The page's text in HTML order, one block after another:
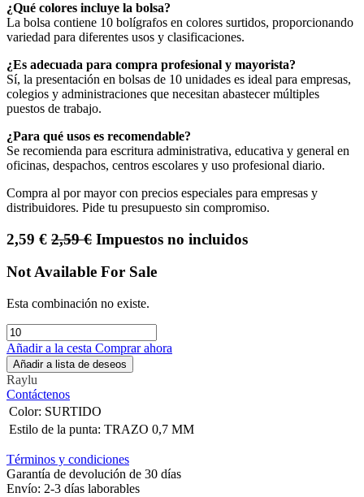
¿Qué colores incluye la bolsa?
La bolsa contiene 10 bolígrafos en colores surtidos, proporcionando
variedad para diferentes usos y clasificaciones.
¿Es adecuada para compra profesional y mayorista?
Sí, la presentación en bolsas de 10 unidades es ideal para empresas,
colegios y administraciones que necesitan abastecer múltiples
puestos de trabajo.
¿Para qué usos es recomendable?
Se recomienda para escritura administrativa, educativa y general en
oficinas, despachos, centros escolares y uso profesional diario.
Compra al por mayor con precios especiales para empresas y
distribuidores. Pide tu presupuesto sin compromiso.
2,59 € 2,59€ Impuestos no incluidos
Not Available For Sale
Esta combinación no existe.
Añadir a la cesta Comprar ahora
Añadir a lista de deseos
Raylu
Contáctenos
Color: SURTIDO
Estilo de la punta: TRAZO 0,7 MM
Términos y condiciones
Garantía de devolución de 30 días
Envío: 2-3 días laborables